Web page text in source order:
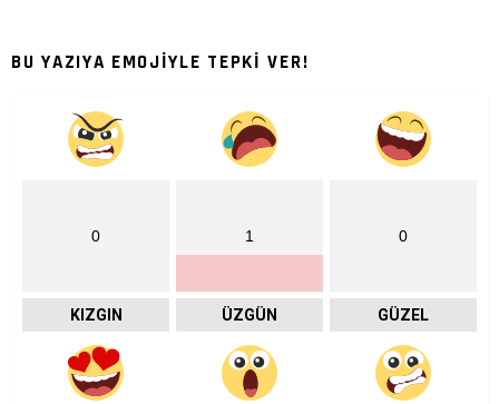
BU YAZIYA EMOJİYLE TEPKİ VER!
0
KIZGIN
1
ÜZGÜN
0
GÜZEL